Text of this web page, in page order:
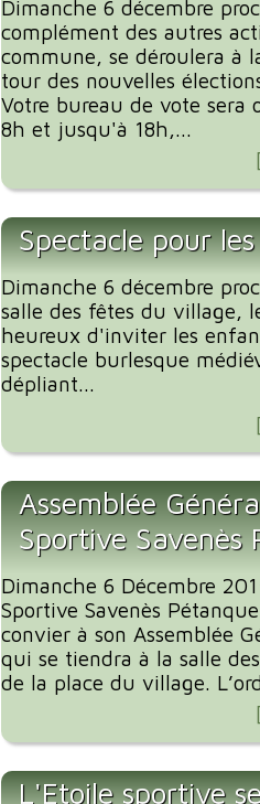
Dimanche 6 décembre
complément des autres
commune, se déroulera à
tour des nouvelles
Votre bureau de vote sera
8h et jusqu'à 18h,...
Spectacle pour
Dimanche 6 décembre
salle des fêtes du village,
heureux d'inviter les
spectacle burlesque
dépliant...
Assemblée
Sportive Savenès
Dimanche 6 Décembre
Sportive Savenès
convier à son Assemblée
qui se tiendra à la salle
de la place du village.
L'Etoile sportive